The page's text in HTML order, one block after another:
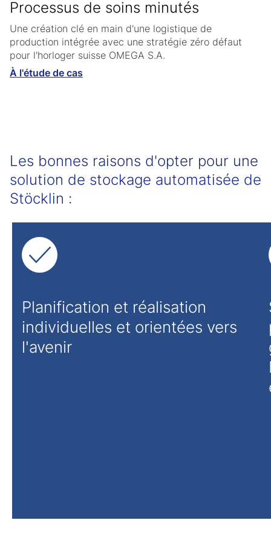
Processus de soins minutés
Une création clé en main d'une logistique de
production intégrée avec une stratégie zéro défaut
pour l'horloger suisse OMEGA S.A.
À l'étude de cas
Les bonnes raisons d'opter pour une
solution de stockage automatisée de
Stöcklin :
Planification et réalisation
individuelles et orientées vers
l'avenir